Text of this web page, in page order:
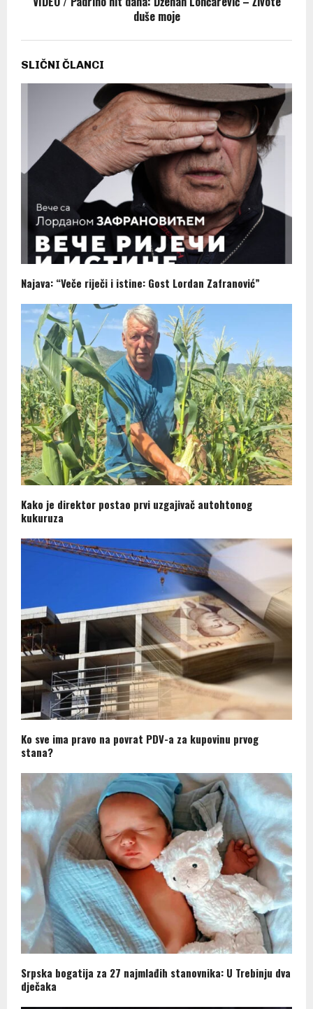
duše moje
SLIČNI ČLANCI
Najava: “Veče riječi i istine: Gost Lordan Zafranović”
Kako je direktor postao prvi uzgajivač autohtonog
kukuruza
Ko sve ima pravo na povrat PDV-a za kupovinu prvog
stana?
Srpska bogatija za 27 najmlađih stanovnika: U Trebinju dva
dječaka